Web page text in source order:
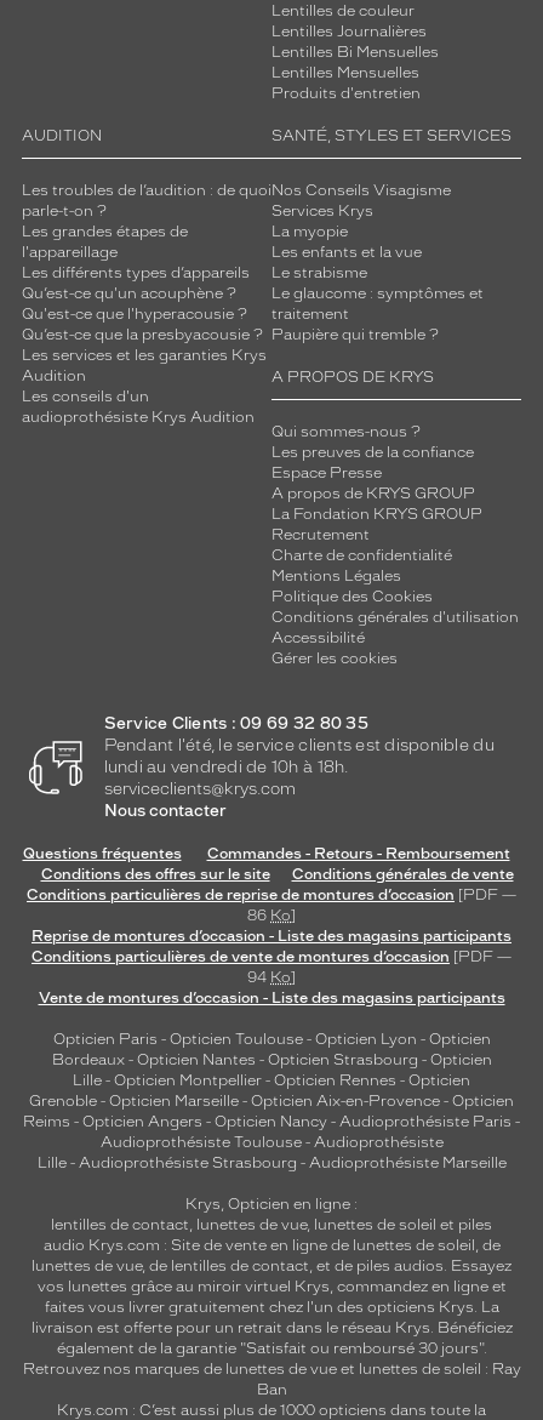
Lentilles de couleur
Lentilles Journalières
Lentilles Bi Mensuelles
Lentilles Mensuelles
Produits d'entretien
AUDITION
Les troubles de l’audition : de quoi
parle-t-on ?
Les grandes étapes de
l'appareillage
Les différents types d’appareils
Qu’est-ce qu'un acouphène ?
Qu'est-ce que l'hyperacousie ?
Qu’est-ce que la presbyacousie ?
Les services et les garanties Krys
Audition
Les conseils d'un
audioprothésiste Krys Audition
SANTÉ, STYLES ET SERVICES
Nos Conseils Visagisme
Services Krys
La myopie
Les enfants et la vue
Le strabisme
Le glaucome : symptômes et
traitement
Paupière qui tremble ?
A PROPOS DE KRYS
Qui sommes-nous ?
Les preuves de la confiance
Espace Presse
A propos de KRYS GROUP
La Fondation KRYS GROUP
Recrutement
Charte de confidentialité
Mentions Légales
Politique des Cookies
Conditions générales d'utilisation
Accessibilité
Gérer les cookies
Service Clients : 09 69 32 80 35
Pendant l'été, le service clients est disponible du
lundi au vendredi de 10h à 18h.
serviceclients@krys.com
Nous contacter
Questions fréquentes
Commandes - Retours - Remboursement
Conditions des offres sur le site
Conditions générales de vente
Conditions particulières de reprise de montures d’occasion [PDF —
86 Ko]
Reprise de montures d’occasion - Liste des magasins participants
Conditions particulières de vente de montures d’occasion [PDF —
94 Ko]
Vente de montures d’occasion - Liste des magasins participants
Opticien Paris - Opticien Toulouse- Opticien Lyon - Opticien
Bordeaux- Opticien Nantes - Opticien Strasbourg - Opticien
Lille - Opticien Montpellier - Opticien Rennes - Opticien
Grenoble - Opticien Marseille - Opticien Aix-en-Provence - Opticien
Reims - Opticien Angers - Opticien Nancy - Audioprothésiste Paris -
Audioprothésiste Toulouse- Audioprothésiste
Lille- Audioprothésiste Strasbourg - Audioprothésiste Marseille
Krys, Opticien en ligne :
lentilles de contact, lunettes de vue, lunettes de soleil et piles
audio Krys.com : Site de vente en ligne de lunettes de soleil, de
lunettes de vue, de lentilles de contact, et de piles audios. Essayez
vos lunettes grâce au miroir virtuel Krys, commandez en ligne et
faites vous livrer gratuitement chez l'un des opticiens Krys. La
livraison est offerte pour un retrait dans le réseau Krys. Bénéficiez
également de la garantie "Satisfait ou remboursé 30 jours".
Retrouvez nos marques de lunettes de vue et lunettes de soleil : Ray
Ban
Krys.com : C’est aussi plus de 1000 opticiens dans toute la